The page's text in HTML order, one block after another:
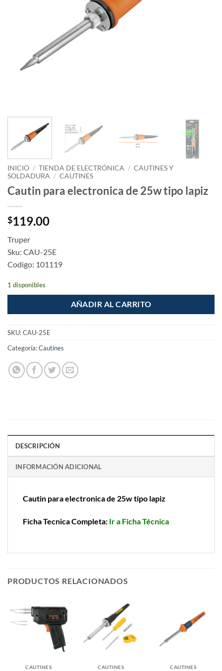
INICIO / TIENDA DE ELECTRÓNICA / CAUTINES Y
SOLDADURA / CAUTINES
Cautin para electronica de 25w tipo lapiz
$119.00
Truper
Sku: CAU-25E
Codigo: 101119
1 disponibles
AÑADIR AL CARRITO
SKU:CAU-25E
Categoría:Cautines
DESCRIPCIÓN
INFORMACIÓN ADICIONAL
Cautin para electronica de 25w tipo lapiz
Ficha Tecnica Completa: Ir a Ficha Técnica
PRODUCTOS RELACIONADOS
CAUTINES CAUTINES CAUTINES